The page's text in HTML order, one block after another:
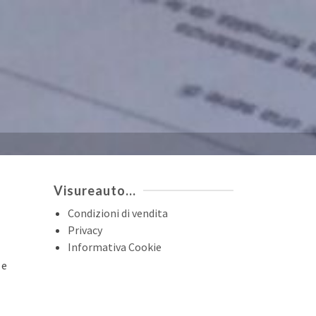
Visureauto…
Condizioni di vendita
Privacy
Informativa Cookie